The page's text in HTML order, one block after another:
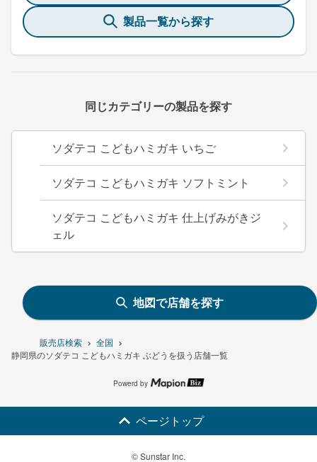
販売店検索
全国
静岡県のソダテコ こどもハミガキ ぶどうを扱う店舗一覧
製品一覧から探す
同じカテゴリーの製品を探す
ソダテコ こどもハミガキ いちご
ソダテコ こどもハミガキ ソフトミント
ソダテコ こどもハミガキ 仕上げみがきジ
ェル
地図で店舗を探す
Powerd by
ページトップ
© Sunstar Inc.